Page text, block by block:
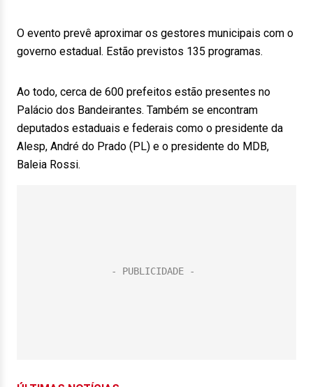
O evento prevê aproximar os gestores municipais com o
governo estadual. Estão previstos 135 programas.
Ao todo, cerca de 600 prefeitos estão presentes no
Palácio dos Bandeirantes. Também se encontram
deputados estaduais e federais como o presidente da
Alesp, André do Prado (PL) e o presidente do MDB,
Baleia Rossi.